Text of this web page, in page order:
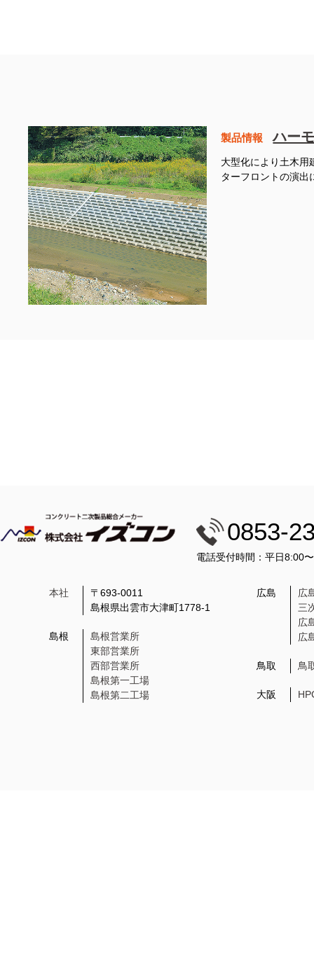
製品情報 ハー
大型化により土木用
ターフロントの演出
0853-
電話受付時間：平日8:00
本社
〒693-0011
島根県出雲市大津町1778-1
島根
島根営業所
東部営業所
西部営業所
島根第一工場
島根第二工場
広島
広
三
広
広
鳥取 鳥
大阪